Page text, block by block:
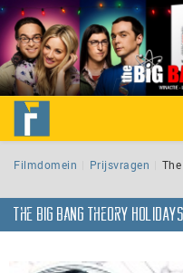
Filmdomein Prijsvragen
The Big Bang Theory